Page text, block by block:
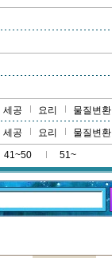
세공 요리
물질변환
세공 요리 물질변환
41~50 51~